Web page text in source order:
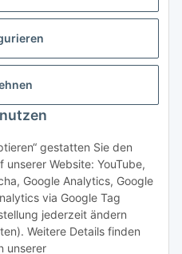
gestatten Sie den
Website: YouTube,
Google Analytics, Google
via Google Tag
jederzeit ändern
Weitere Details finden
unserer
Uhr